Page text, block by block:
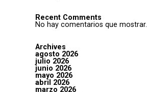
Recent Comments
No hay comentarios que mostrar.
Archives
agosto 2026
julio 2026
junio 2026
mayo 2026
abril 2026
marzo 2026